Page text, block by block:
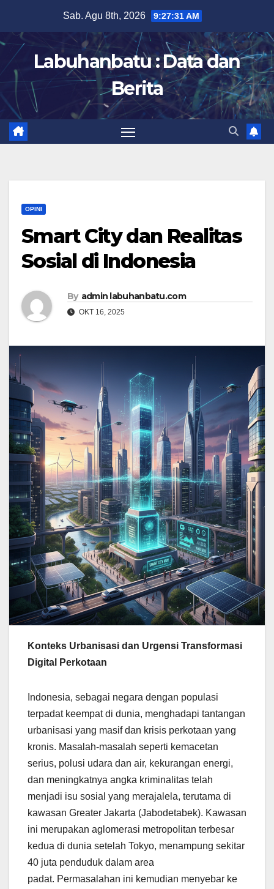
content
Sab. Agu 8th, 2026 9:27:32 AM
Labuhanbatu : Data dan
Berita
OPINI
Smart City dan Realitas
Sosial di Indonesia
By admin labuhanbatu.com
OKT 16, 2025
Konteks Urbanisasi dan Urgensi Transformasi
Digital Perkotaan
Indonesia, sebagai negara dengan populasi
terpadat keempat di dunia, menghadapi tantangan
urbanisasi yang masif dan krisis perkotaan yang
kronis. Masalah-masalah seperti kemacetan
serius, polusi udara dan air, kekurangan energi,
dan meningkatnya angka kriminalitas telah
menjadi isu sosial yang merajalela, terutama di
kawasan Greater Jakarta (Jabodetabek). Kawasan
ini merupakan aglomerasi metropolitan terbesar
kedua di dunia setelah Tokyo, menampung sekitar
40 juta penduduk dalam area
padat. Permasalahan ini kemudian menyebar ke